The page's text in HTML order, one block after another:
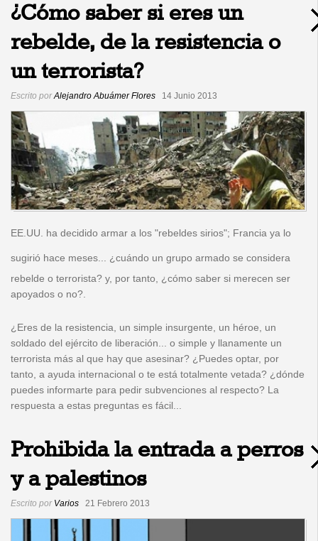
¿Cómo saber si eres un
rebelde, de la resistencia o
un terrorista?
Escrito porAlejandro Abuámer Flores 14 Junio 2013
EE.UU. ha decidido armar a los "rebeldes sirios"; Francia ya lo
sugirió hace meses ... ¿cuándo un grupo armado se considera
rebelde o terrorista? y, por tanto, ¿cómo saber si merecen ser
apoyados o no?.
¿Eres de la resistencia, un simple insurgente, un héroe, un
soldado del ejército de liberación... o simple y llanamente un
terrorista más al que hay que asesinar? ¿Puedes optar, por
tanto, a ayuda internacional o te está totalmente vetada? ¿dónde
puedes informarte para pedir subvenciones al respecto? La
respuesta a estas preguntas es fácil...
Prohibida la entrada a perros
y a palestinos
Escrito por Varios 21 Febrero 2013